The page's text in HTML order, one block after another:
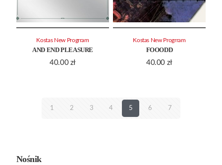
AND END PLEASURE
40.00 zł
Kostas New Progrram
FOOODD
40.00 zł
Kostas New Progrram
1 2 3 4 5 6 7
Nośnik